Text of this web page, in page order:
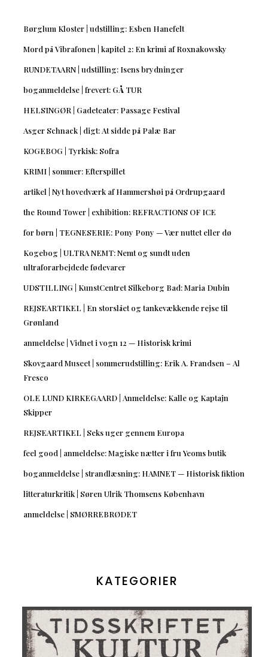
Børglum Kloster | udstilling: Esben Hanefelt
Mord på Vibrafonen | kapitel 2: En krimi af Roxnakowsky
RUNDETAARN | udstilling: Isens brydninger
boganmeldelse | frevert: GÅ TUR
HELSINGØR | Gadeteater: Passage Festival
Asger Schnack | digt: At sidde på Palæ Bar
KOGEBOG | Tyrkisk: Sofra
KRIMI | sommer: Efterspillet
artikel | Nyt hovedværk af Hammershøi på Ordrupgaard
the Round Tower | exhibition: REFRACTIONS OF ICE
for børn | TEGNESERIE: Pony Pony — Vær nuttet eller dø
Kogebog | ULTRA NEMT: Nemt og sundt uden
ultraforarbejdede fødevarer
UDSTILLING | KunstCentret Silkeborg Bad: Maria Dubin
REJSEARTIKEL | En storslået og tankevækkende rejse til
Grønland
anmeldelse | Vidnet i vogn 12 — Historisk krimi
Skovgaard Museet | sommerudstilling: Erik A. Frandsen – Al
Fresco
OLE LUND KIRKEGAARD | Anmeldelse: Kalle og Kaptajn
Skipper
REJSEARTIKEL | Seks uger gennem Europa
feel good | anmeldelse: Magiske nætter i fru Yeoms butik
boganmeldelse | strandlæsning: HAMNET — Historisk fiktion
litteraturkritik | Søren Ulrik Thomsens København
anmeldelse | SMØRREBRØDET
KATEGORIER